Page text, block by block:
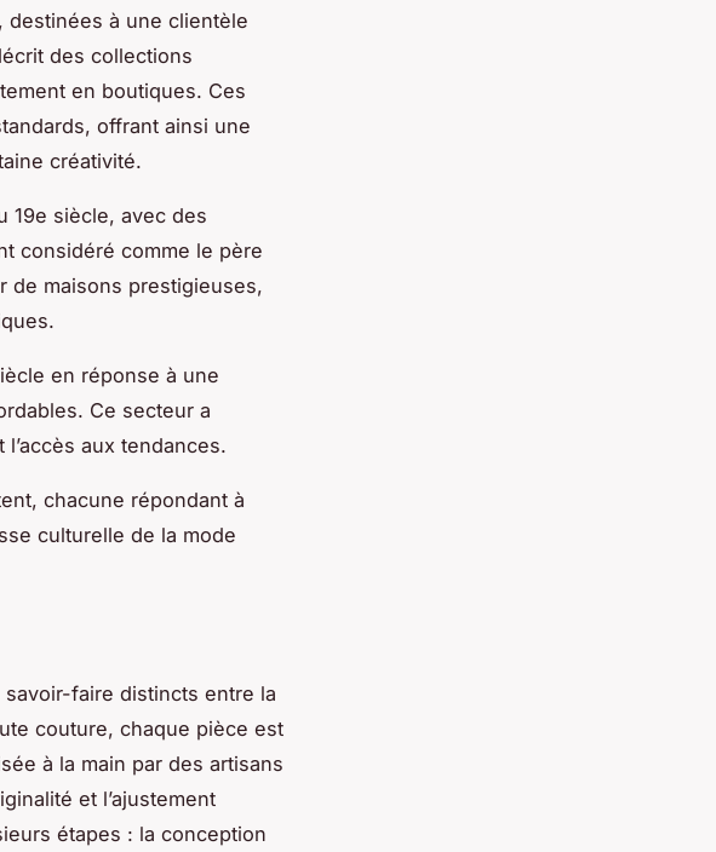
destinées à une clientèle
des collections
en boutiques. Ces
offrant ainsi une
créativité.
19e siècle, avec des
considéré comme le père
de maisons prestigieuses,
en réponse à une
Ce secteur a
aux tendances.
chacune répondant à
culturelle de la mode
faire distincts entre la
couture, chaque pièce est
à la main par des artisans
et l’ajustement
étapes : la conception